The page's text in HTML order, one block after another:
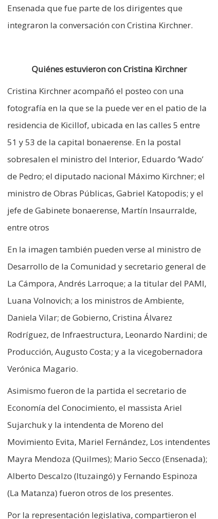
Ensenada que fue parte de los dirigentes que
integraron la conversación con Cristina Kirchner.
Quiénes estuvieron con Cristina Kirchner
Cristina Kirchner acompañó el posteo con una
fotografía en la que se la puede ver en el patio de la
residencia de Kicillof, ubicada en las calles 5 entre
51 y 53 de la capital bonaerense. En la postal
sobresalen el ministro del Interior, Eduardo ‘Wado’
de Pedro; el diputado nacional Máximo Kirchner; el
ministro de Obras Públicas, Gabriel Katopodis; y el
jefe de Gabinete bonaerense, Martín Insaurralde,
entre otros
En la imagen también pueden verse al ministro de
Desarrollo de la Comunidad y secretario general de
La Cámpora, Andrés Larroque; a la titular del PAMI,
Luana Volnovich; a los ministros de Ambiente,
Daniela Vilar; de Gobierno, Cristina Álvarez
Rodríguez, de Infraestructura, Leonardo Nardini; de
Producción, Augusto Costa; y a la vicegobernadora
Verónica Magario.
Asimismo fueron de la partida el secretario de
Economía del Conocimiento, el massista Ariel
Sujarchuk y la intendenta de Moreno del
Movimiento Evita, Mariel Fernández, Los intendentes
Mayra Mendoza (Quilmes); Mario Secco (Ensenada);
Alberto Descalzo (Ituzaingó) y Fernando Espinoza
(La Matanza) fueron otros de los presentes.
Por la representación legislativa, compartieron el